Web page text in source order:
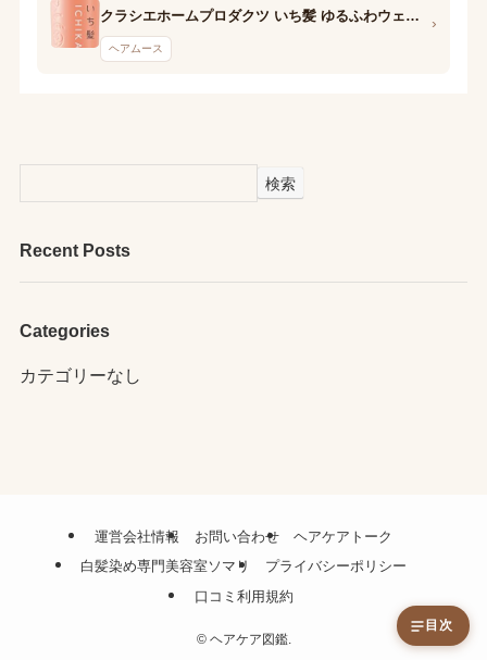
クラシエホームプロダクツ いち髪 ゆるふわウェーブもどし和草フォーム
ヘアムース
›
検索
Recent Posts
Categories
カテゴリーなし
運営会社情報 お問い合わせ
ヘアケアトーク
白髪染め専門美容室ソマリ
プライバシーポリシー
口コミ利用規約
©ヘアケア図鑑.
目次